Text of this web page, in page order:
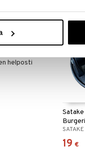
teräksestä
helposti
SATAKE
19 €